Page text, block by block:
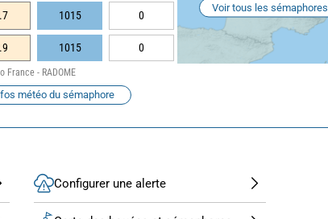
1015 0
1015 0
Voir tous les sémaphores
France - RADOME
météo du sémaphore
Configurer une alerte